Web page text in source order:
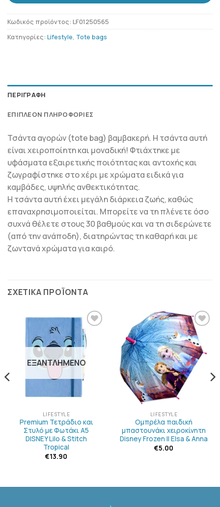
Κωδικός προϊόντος: LF01250565
Κατηγορίες: Lifestyle, Tote bags
ΠΕΡΙΓΡΑΦΉ
ΕΠΙΠΛΈΟΝ ΠΛΗΡΟΦΟΡΊΕΣ
Τσάντα αγορών (tote bag) βαμβακερή. Η τσάντα αυτή
είναι χειροποίητη και μοναδική! Φτιάχτηκε με
υφάσματα εξαιρετικής ποιότητας και αντοχής και
ζωγραφίστηκε στο χέρι με χρώματα ειδικά για
καμβάδες, υψηλής ανθεκτικότητας.
Η τσάντα αυτή έχει μεγάλη διάρκεια ζωής, καθώς
επαναχρησιμοποιείται. Μπορείτε να τη πλένετε όσο
συχνά θέλετε στους 30 βαθμούς και να τη σιδερώνετε
(από την ανάποδη), διατηρώντας τη καθαρή και με
ζωντανά χρώματα για καιρό.
ΣΧΕΤΙΚΆ ΠΡΟΪΌΝΤΑ
ΠΡΟΣΘΉΚΗ
ΣΤΗΝ
ΛΊΣΤΑ
ΕΠΙΘΥΜΙΏΝ
ΕΞΑΝΤΛΗΜΈΝΟ
LIFESTYLE
Premium Τετράδιο και
Στυλό με Φωτάκι Α5
DISNEY Lilo & Stitch
Tropical
€13.90
ΠΡΟΣΘΉΚΗ
ΣΤΗΝ
ΛΊΣΤΑ
ΕΠΙΘΥΜΙΏΝ
LIFESTYLE
Ομπρέλα παιδική
μπαστουνάκι χειροκίνητη
Disney Frozen II Elsa & Anna
€5.00